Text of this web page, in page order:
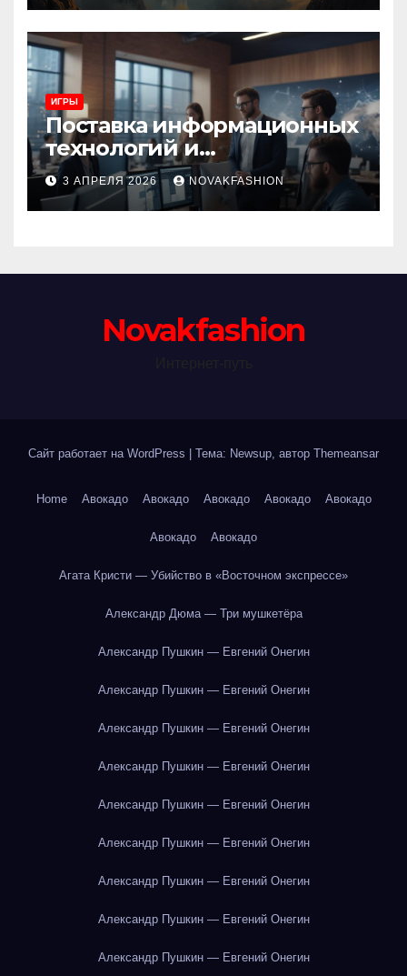
ИГРЫ
Поставка информационных
технологий и
инновационные решения
3 АПРЕЛЯ 2026 NOVAKFASHION
Novakfashion
Сайт работает на WordPress Тема: Newsup, автор Themeansar
Home Авокадо Авокадо Авокадо Авокадо Авокадо
Авокадо Авокадо
Агата Кристи — Убийство в «Восточном экспрессе»
Александр Дюма — Три мушкетёра
Александр Пушкин — Евгений Онегин
Александр Пушкин — Евгений Онегин
Александр Пушкин — Евгений Онегин
Александр Пушкин — Евгений Онегин
Александр Пушкин — Евгений Онегин
Александр Пушкин — Евгений Онегин
Александр Пушкин — Евгений Онегин
Александр Пушкин — Евгений Онегин
Александр Пушкин — Евгений Онегин